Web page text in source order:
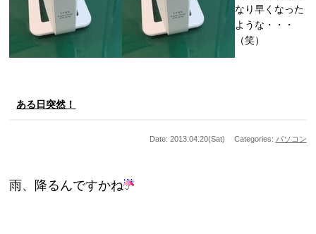
なり早くなった
ような・・・
（笑）
ある日突然！
Date: 2013.04.20(Sat) Categories: パソコン
雨、降るんですかね